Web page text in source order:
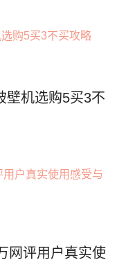
壁机选购5买3不
网评用户真实使